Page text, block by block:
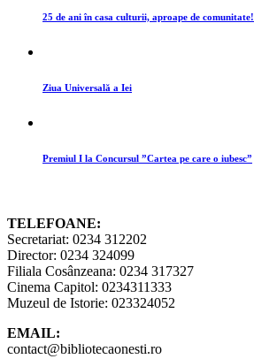
25 de ani în casa culturii, aproape de comunitate!
Ziua Universală a Iei
Premiul I la Concursul ”Cartea pe care o iubesc”
TELEFOANE:
Secretariat: 0234 312202
Director: 0234 324099
Filiala Cosânzeana: 0234 317327
Cinema Capitol: 0234311333
Muzeul de Istorie: 023324052
EMAIL:
contact@bibliotecaonesti.ro